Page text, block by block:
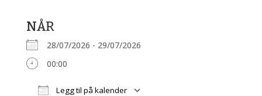
NÅR
28/07/2026 - 29/07/2026
00:00
Legg til på kalender